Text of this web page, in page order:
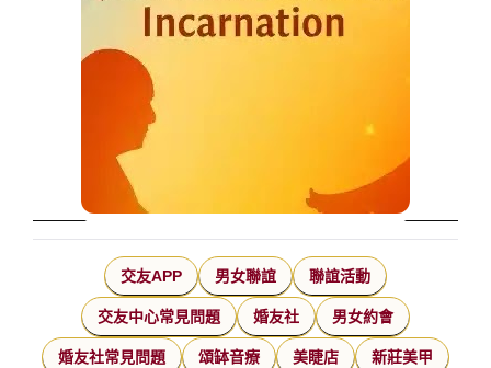
交友APP 男女聯誼 聯誼活動
交友中心常見問題 婚友社 男女約會
婚友社常見問題 頌缽音療 美睫店 新莊美甲